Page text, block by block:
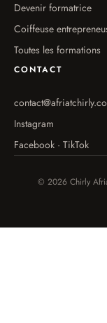
Devenir formatrice
Coiffeuse
Toutes les formations
CONTACT
Instagram
Facebook · TikTok
© 2026 Chirly